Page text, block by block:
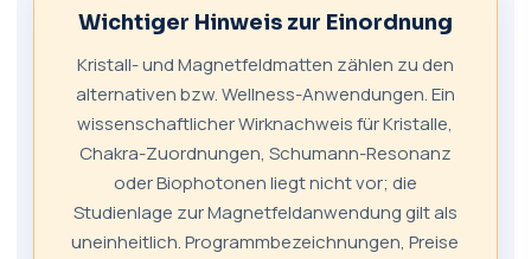
Wichtiger Hinweis zur Einordnung
Kristall- und Magnetfeldmatten zählen zu den
alternativen bzw. Wellness-Anwendungen. Ein
wissenschaftlicher Wirknachweis für Kristalle,
Chakra-Zuordnungen, Schumann-Resonanz
oder Biophotonen liegt nicht vor; die
Studienlage zur Magnetfeldanwendung gilt als
uneinheitlich. Programmbezeichnungen, Preise